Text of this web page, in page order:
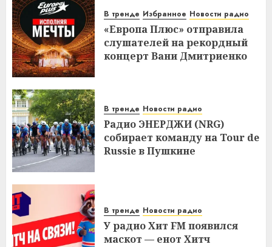
В тренде Избранное Новости радио
«Европа Плюс» отправила
слушателей на рекордный
концерт Вани Дмитриенко
В тренде Новости радио
Радио ЭНЕРДЖИ (NRG)
собирает команду на Tour de
Russie в Пушкине
В тренде Новости радио
У радио Хит FM появился
маскот — енот Хитч